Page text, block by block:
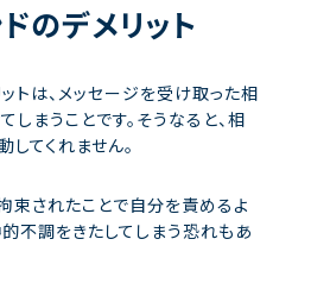
のデメリット
トは、メッセージを受け取った相
まうことです。そうなると、相
てくれません。
束されたことで自分を責めるよ
的不調をきたしてしまう恐れもあ